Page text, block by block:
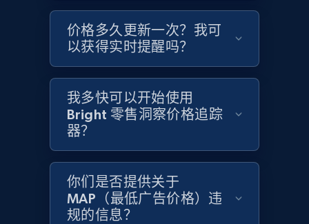
2.1K+ 355+ 立即开始
Home Depot US - Discover products by
specified URL
URL, Domain, Country code, Model number,
Sku, Product id, Product name, Manufacturer,
and more.
2.1K+ 355+ 立即开始
价格多久更新一次？我可
以获得实时提醒吗？
我多快可以开始使用
Bright 零售洞察价格追踪
器？
你们是否提供关于
MAP（最低广告价格）违
规的信息？